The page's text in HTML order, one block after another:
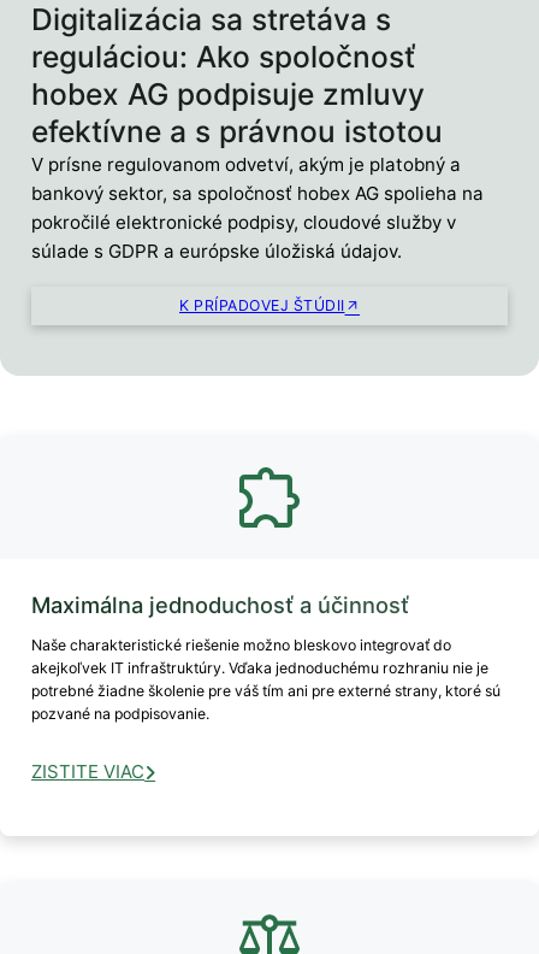
Digitalizácia sa stretáva s
reguláciou: Ako spoločnosť
hobex AG podpisuje zmluvy
efektívne a s právnou istotou
V prísne regulovanom odvetví, akým je platobný a
bankový sektor, sa spoločnosť hobex AG spolieha na
pokročilé elektronické podpisy, cloudové služby v
súlade s GDPR a európske úložiská údajov.
K PRÍPADOVEJ ŠTÚDII
Maximálna jednoduchosť a účinnosť
Naše charakteristické riešenie možno bleskovo integrovať do
akejkoľvek IT infraštruktúry. Vďaka jednoduchému rozhraniu nie je
potrebné žiadne školenie pre váš tím ani pre externé strany, ktoré sú
pozvané na podpisovanie.
ZISTITE VIAC